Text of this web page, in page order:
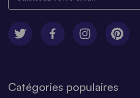
Catégories populaires